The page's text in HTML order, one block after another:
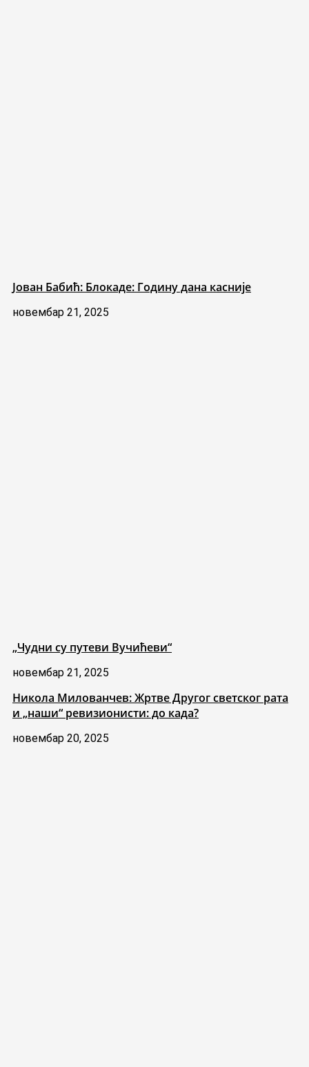
Јован Бабић: Блокаде: Годину дана касније
новембар 21, 2025
„Чудни су путеви Вучићеви“
новембар 21, 2025
Никола Милованчев: Жртве Другог светског рата
и „наши“ ревизионисти: до када?
новембар 20, 2025